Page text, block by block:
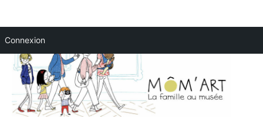
Connexion
contenu